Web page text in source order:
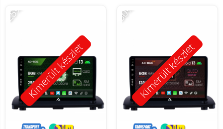
Kimerült készlet
-25%
Kimerült készlet
-30%